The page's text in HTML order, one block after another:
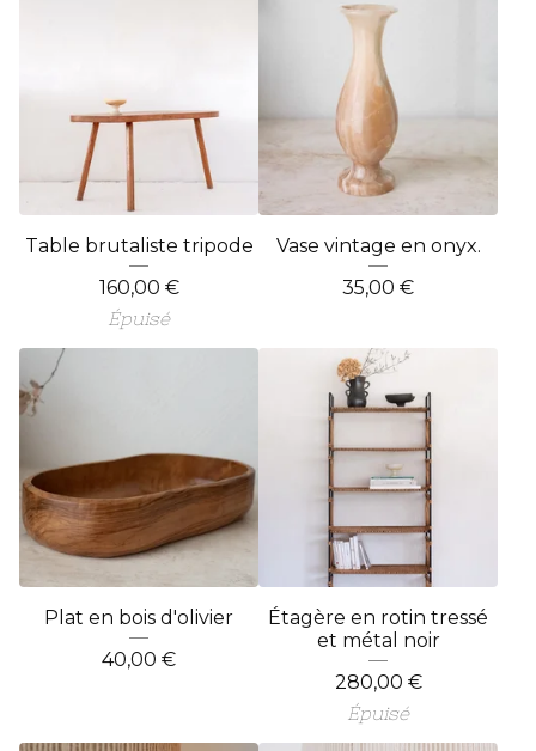
Table brutaliste tripode
160,00 €
Épuisé
Vase vintage en onyx.
35,00 €
Plat en bois d'olivier
40,00 €
Étagère en rotin tressé
et métal noir
280,00 €
Épuisé